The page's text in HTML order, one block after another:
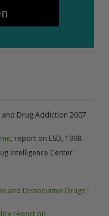
Drug Addiction 2007
, report on LSD, 1998
Intelligence Center
and Dissociative Drugs,"
report on